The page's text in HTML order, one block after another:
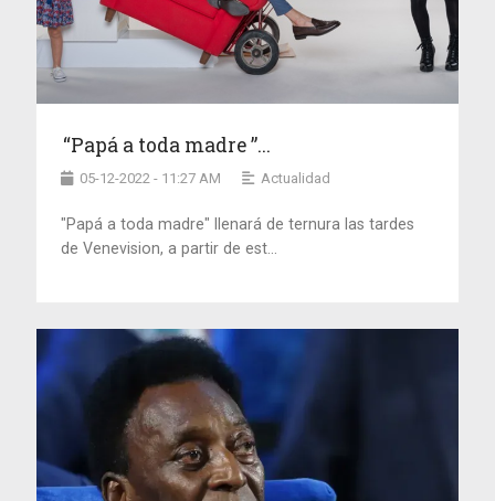
“Papá a toda madre ”...
05-12-2022 - 11:27 AM Actualidad
"Papá a toda madre" llenará de ternura las tardes
de Venevision, a partir de est...